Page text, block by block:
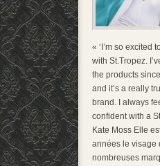
« ‘I’m so excited
with St.Tropez.
the products
and it’s a really
brand. I always
confident with a
Kate Moss Elle
années le visage
nombreuses